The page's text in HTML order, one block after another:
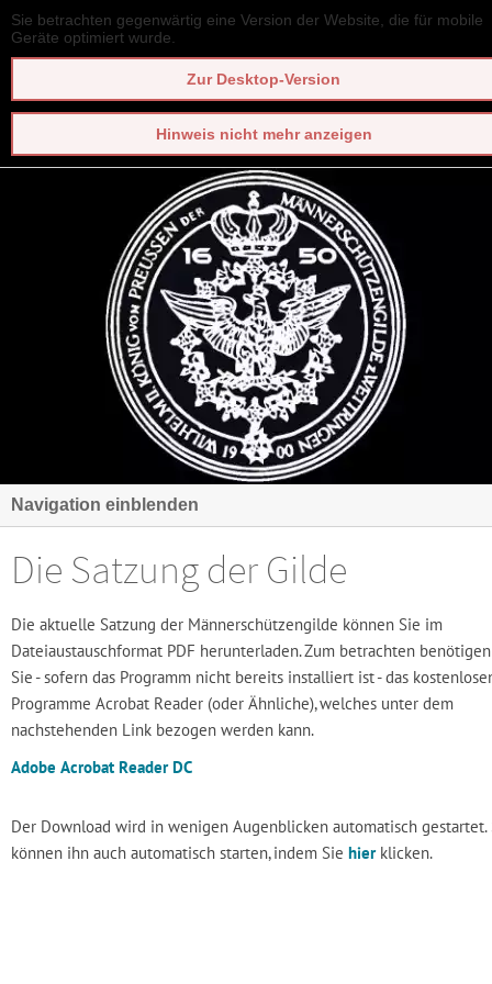
Sie betrachten gegenwärtig eine Version der Website, die für mobile
Geräte optimiert wurde.
Zur Desktop-Version
Hinweis nicht mehr anzeigen
Navigation einblenden
Die Satzung der Gilde
Die aktuelle Satzung der Männerschützengilde können Sie im
Dateiaustauschformat PDF herunterladen. Zum betrachten benötigen
Sie - sofern das Programm nicht bereits installiert ist - das
Programme Acrobat Reader (oder Ähnliche), welches unter dem
nachstehenden Link bezogen werden kann.
Adobe Acrobat Reader DC
Der Download wird in wenigen Augenblicken automatisch gestartet.
können ihn auch automatisch starten, indem Sie hierklicken.